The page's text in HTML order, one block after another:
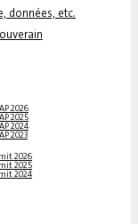
données, etc.
2026
2025
2024
2023
2026
2025
2024